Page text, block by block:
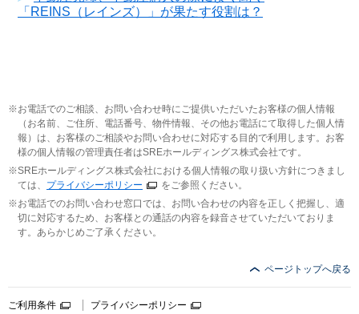
「REINS（レインズ）」が果たす役割は？
お電話でのご相談、お問い合わせ時にご提供いただいたお客様の個人情報
（お名前、ご住所、電話番号、物件情報、その他お電話にて取得した個人情
報）は、お客様のご相談やお問い合わせに対応する目的で利用します。お客
様の個人情報の管理責任者はSREホールディングス株式会社です。
SREホールディングス株式会社における個人情報の取り扱い方針につきまし
ては、 プライバシーポリシー
をご参照ください。
お電話でのお問い合わせ窓口では、お問い合わせの内容を正しく把握し、適
切に対応するため、お客様との通話の内容を録音させていただいておりま
す。あらかじめご了承ください。
ページトップへ戻る
ご利用条件 プライバシーポリシー